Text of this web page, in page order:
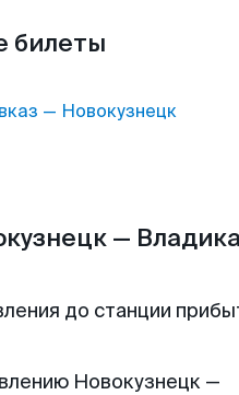
билеты
— Новокузнецк
—
до станции
Новокузнецк —